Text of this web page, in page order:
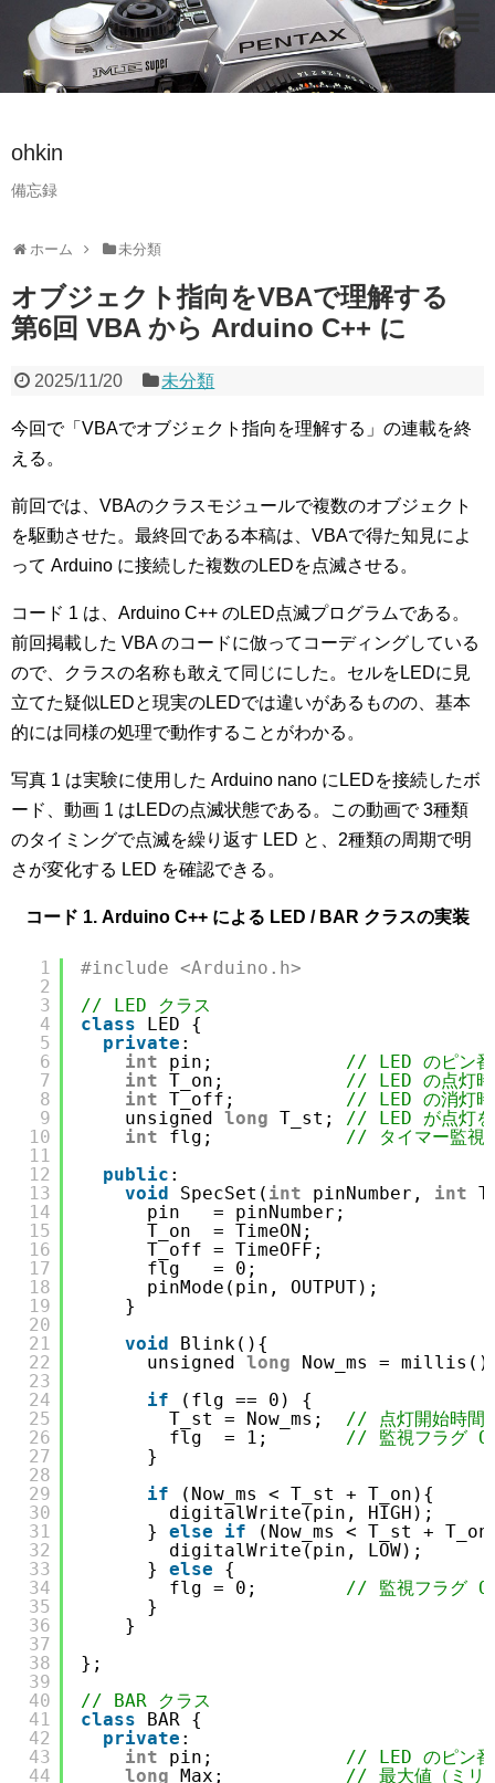
ohkin
備忘録
ホーム 未分類
オブジェクト指向をVBAで理解する
第6回 VBA から Arduino C++ に
2025/11/20 未分類
今回で「VBAでオブジェクト指向を理解する」の連載を終
える。
前回では、VBAのクラスモジュールで複数のオブジェクト
を駆動させた。最終回である本稿は、VBAで得た知見によ
って Arduino に接続した複数のLEDを点滅させる。
コード 1 は、Arduino C++ のLED点滅プログラムである。
前回掲載した VBA のコードに倣ってコーディングしている
ので、クラスの名称も敢えて同じにした。セルをLEDに見
立てた疑似LEDと現実のLEDでは違いがあるものの、基本
的には同様の処理で動作することがわかる。
写真 1 は実験に使用した Arduino nano にLEDを接続したボ
ード、動画 1 はLEDの点滅状態である。この動画で 3種類
のタイミングで点滅を繰り返す LED と、2種類の周期で明
さが変化する LED を確認できる。
コード 1. Arduino C++ による LED / BAR クラスの実装
1
2
3
4
5
6
7
8
9
10
11
12
13
14
15
16
17
18
19
20
21
22
23
24
25
26
27
28
29
30
31
32
33
34
35
36
37
38
39
40
41
42
43
44
#include <Arduino.h>
// LED クラス
class
LED {
private :
int
pin; // LED のピン番
int T_on; // LED の点灯時
int T_off; // LED の消灯時
unsigned long T_st; // LED が点灯を
int
flg; // タイマー監視
public :
void
SpecSet( int pinNumber, int
pin   = pinNumber;
T_on  = TimeON;
T_off = TimeOFF;
flg   = 0;
pinMode(pin, OUTPUT);
}
void
Blink(){
unsigned long
Now_ms =
if
(flg == 0) {
T_st = Now_ms; // 点灯開始時間
flg  = 1; // 監視フラグ
}
if
(Now_ms < T_st + T_on){
digitalWrite(pin, HIGH);
} else if
(Now_ms < T_st +
digitalWrite(pin, LOW);
} else
{
flg = 0; // 監視フラグ
}
}
};
// BAR クラス
class
BAR {
private :
int
pin; // LED のピン番
long Max; // 最大値（ミリ